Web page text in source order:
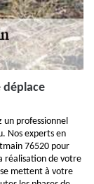
déplace
un professionnel
Nos experts en
76520 pour
réalisation de votre
mettent à votre